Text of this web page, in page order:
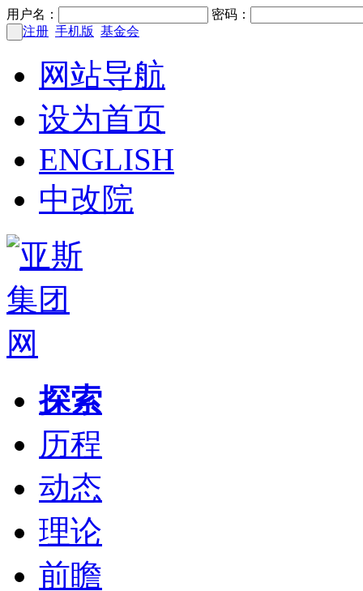
用户名：
密码：
注册 手机版 基金会
网站导航
设为首页
ENGLISH
中改院
探索
历程
动态
理论
前瞻